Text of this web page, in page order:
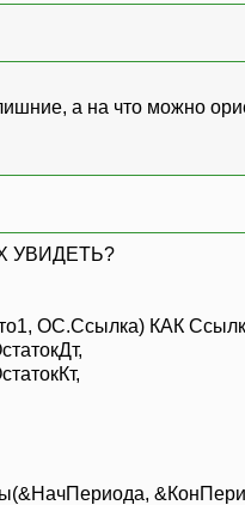
а на что можно
УВИДЕТЬ?
ОС.Ссылка) КАК